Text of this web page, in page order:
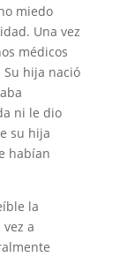
miedo
Una vez
médicos
hija nació
ni le dio
su hija
habían
la
a